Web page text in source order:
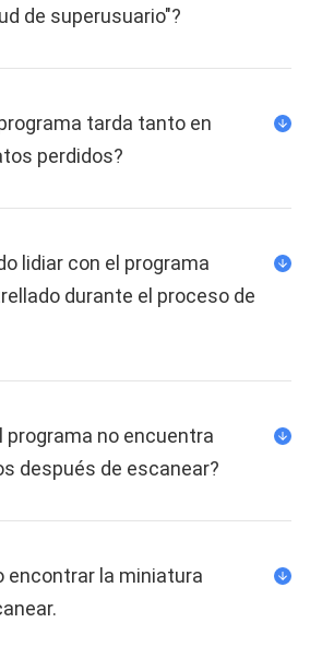
tarjeta SD e incluso eliminar las
preinstaladas para liberar más
que las aplicaciones se
rootear, puedes descargar
de superusuario"?
tarda tanto en
perdidos?
lidiar con el programa
durante el proceso de
programa no encuentra
después de escanear?
encontrar la miniatura